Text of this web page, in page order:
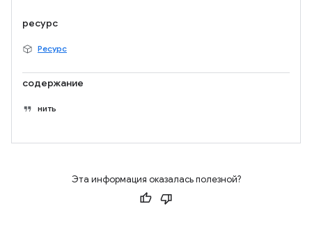
ресурс
Ресурс
содержание
нить
Эта информация оказалась полезной?